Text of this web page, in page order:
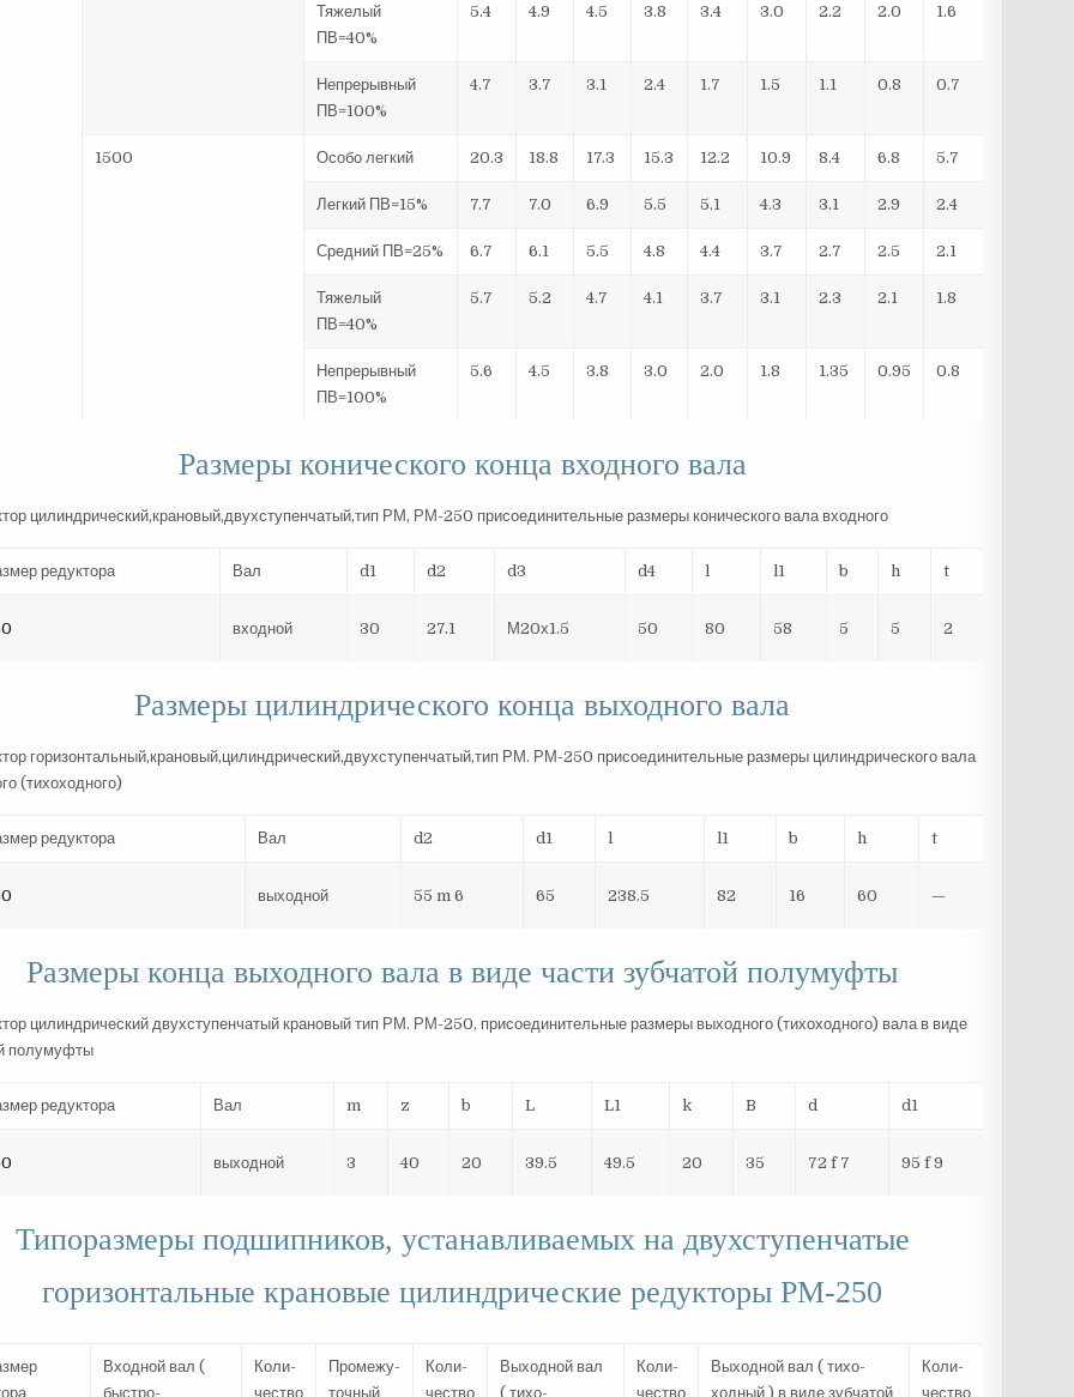
Тяжелый
ПВ=40%
5.4 4.9 4.5 3.8 3.4 3.0 2.2 2.0 1.6
Непрерывный
ПВ=100%
4.7 3.7 3.1 2.4 1.7 1.5 1.1 0.8 0.7
1500 Особо легкий 20.3 18.8 17.3 15.3 12.2 10.9 8.4 6.8 5.7
Легкий ПВ=15% 7.7 7.0 6.9 5.5 5.1 4.3 3.1 2.9 2.4
Средний ПВ=25% 6.7 6.1 5.5 4.8 4.4 3.7 2.7 2.5 2.1
Тяжелый
ПВ=40%
5.7 5.2 4.7 4.1 3.7 3.1 2.3 2.1 1.8
Непрерывный
ПВ=100%
5.6 4.5 3.8 3.0 2.0 1.8 1.35 0.95 0.8
Размеры конического конца входного вала
редуктора Вал d1 d2 d3 d4 l l1 b h t
входной 30 27.1 М20х1.5 50 80 58 5 5 2
Размеры цилиндрического конца выходного вала
редуктора Вал d2 d1 l l1 b h t
выходной 55 m 6 65 238.5 82 16 60 —
Размеры конца выходного вала в виде части зубчатой полумуфты
редуктора Вал m z b L L1 k B d d1
выходной 3 40 20 39.5 49.5 20 35 72 f 7 95 f 9
Типоразмеры подшипников, устанавливаемых на двухступенчатые
горизонтальные крановые цилиндрические редукторы РМ-250
Входной вал (
быстро-
Коли-
чество
Промежу-
точный
Коли-
чество
Выходной вал
( тихо-
Коли-
чество
Выходной вал ( тихо-
ходный ) в виде зубчатой
Коли-
чество